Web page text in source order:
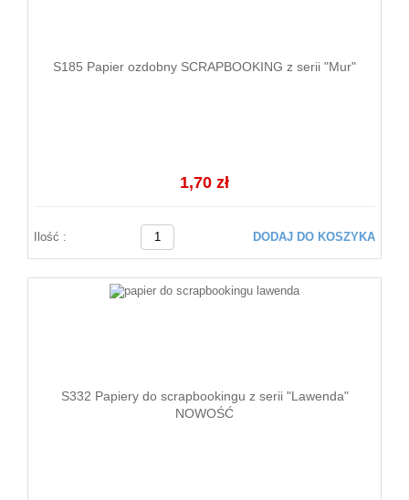
S185 Papier ozdobny SCRAPBOOKING z serii "Mur"
1,70 zł
Ilość : DODAJ DO KOSZYKA
S332 Papiery do scrapbookingu z serii "Lawenda"
NOWOŚĆ